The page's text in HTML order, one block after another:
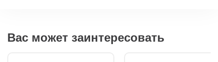
дворе, на любой даче – проще сказать, где их нет, ведь летом
они повсюду радуют глаз своими золотистыми «глазками».
Вас может заинтересовать